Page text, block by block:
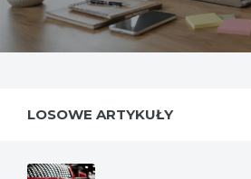
LOSOWE ARTYKUŁY